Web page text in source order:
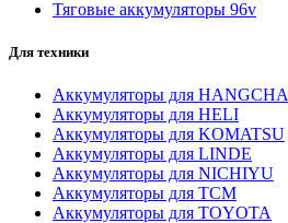
Тяговые аккумуляторы 96v
Для техники
Аккумуляторы для HANGCHA
Аккумуляторы для HELI
Аккумуляторы для KOMATSU
Аккумуляторы для LINDE
Аккумуляторы для NICHIYU
Аккумуляторы для TCM
Аккумуляторы для TOYOTA